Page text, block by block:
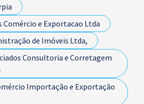
Comércio e Exportacao Ltda
de Imóveis Ltda,
Consultoria e Corretagem
Importação e Exportação